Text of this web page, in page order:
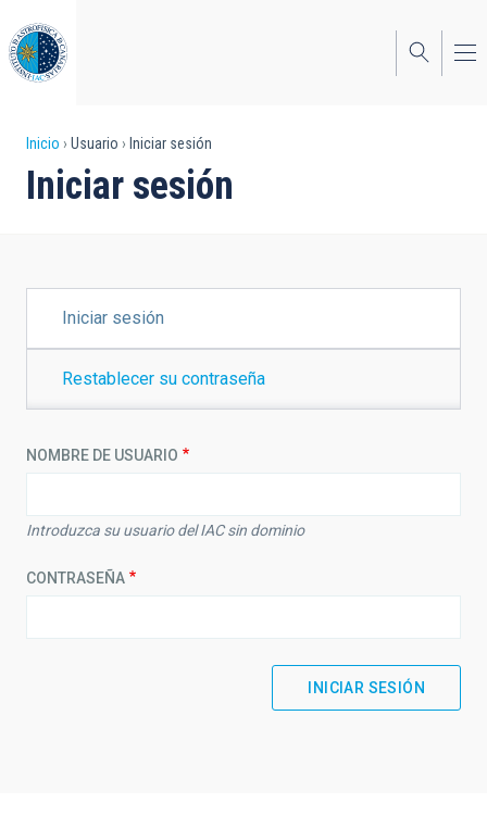
al
contenido
principal
Sobrescribir
enlaces
la
navegación
Inicio Usuario Iniciar sesión
Iniciar sesión
PRINCIPALES
Iniciar sesión
Restablecer su contraseña
NOMBRE DE USUARIO
Introduzca su usuario del IAC sin dominio
CONTRASEÑA